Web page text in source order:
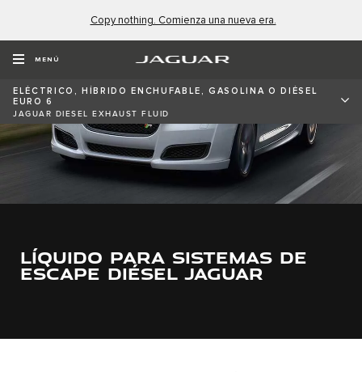
Copy nothing. Comienza una nueva era.
MENÚ
ELÉCTRICO, HÍBRIDO ENCHUFABLE, GASOLINA O DIÉSEL
EURO 6
JAGUAR DIESEL EXHAUST FLUID
LÍQUIDO PARA SISTEMAS DE
ESCAPE DIÉSEL JAGUAR